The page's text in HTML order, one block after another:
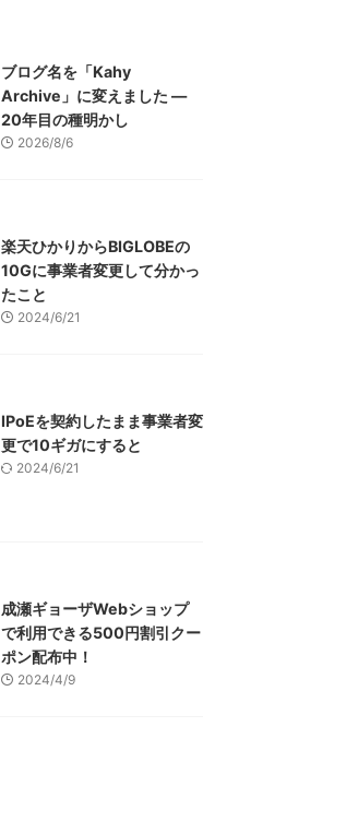
ブログ名を「Kahy
Archive」に変えました ―
20年目の種明かし
2026/8/6
楽天ひかりからBIGLOBEの
10Gに事業者変更して分かっ
たこと
2024/6/21
IPoEを契約したまま事業者変
更で10ギガにすると
2024/6/21
成瀬ギョーザWebショップ
で利用できる500円割引クー
ポン配布中！
2024/4/9